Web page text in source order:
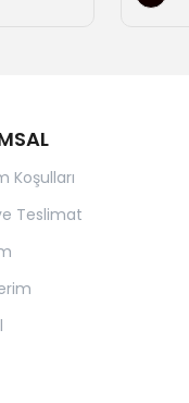
Koşulları
Teslimat